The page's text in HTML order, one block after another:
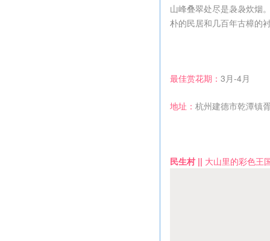
山峰叠翠处尽是袅袅炊烟
朴的民居和几百年古樟的
最佳赏花期： 3月-4月
地址： 杭州建德市乾潭镇
民生村 || 大山里的彩色王